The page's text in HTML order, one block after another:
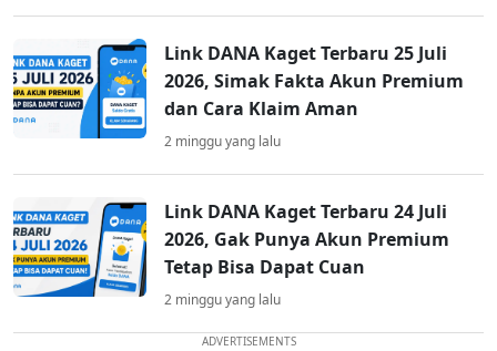
Link DANA Kaget Terbaru 25 Juli
2026, Simak Fakta Akun Premium
dan Cara Klaim Aman
2 minggu yang lalu
Link DANA Kaget Terbaru 24 Juli
2026, Gak Punya Akun Premium
Tetap Bisa Dapat Cuan
2 minggu yang lalu
ADVERTISEMENTS